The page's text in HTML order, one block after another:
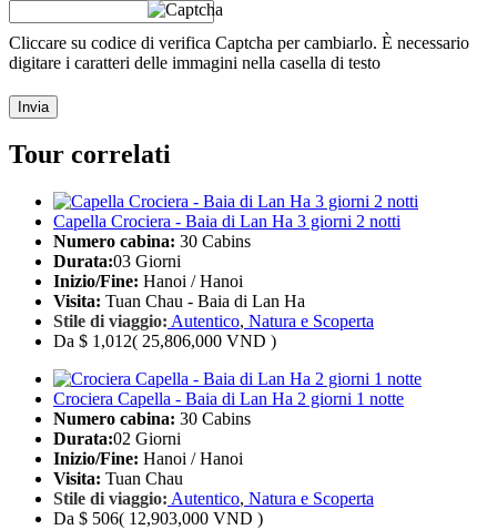
Cliccare su codice di verifica Captcha per cambiarlo. È necessario
digitare i caratteri delle immagini nella casella di testo
Invia
Tour correlati
Capella Crociera - Baia di Lan Ha 3 giorni 2 notti
Numero cabina: 30 Cabins
Durata:03 Giorni
Inizio/Fine: Hanoi / Hanoi
Visita: Tuan Chau - Baia di Lan Ha
Stile di viaggio: Autentico, Natura e Scoperta
Da $ 1,012( 25,806,000 VND )
Crociera Capella - Baia di Lan Ha 2 giorni 1 notte
Numero cabina: 30 Cabins
Durata:02 Giorni
Inizio/Fine: Hanoi / Hanoi
Visita: Tuan Chau
Stile di viaggio: Autentico, Natura e Scoperta
Da $ 506( 12,903,000 VND )